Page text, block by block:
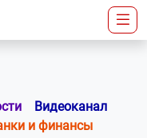
Видеоканал
и финансы